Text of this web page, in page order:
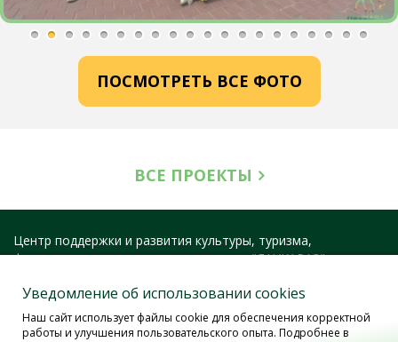
ПОСМОТРЕТЬ ВСЕ ФОТО
ВСЕ ПРОЕКТЫ
Центр поддержки и развития культуры, туризма,
фестивальных и конкурсных программ"ЛАУКАРАЗ"
400051, Россия, г. Волгоград, ул. 40 лет ВЛКСМ, д. 19, к. 14
тел/факс: 8 (800) 333-16-39, +7 (906) 401-98-35
https://laukaraz.ru/
Уведомление об использовании cookies
Наш сайт использует файлы cookie для обеспечения корректной
работы и улучшения пользовательского опыта. Подробнее в